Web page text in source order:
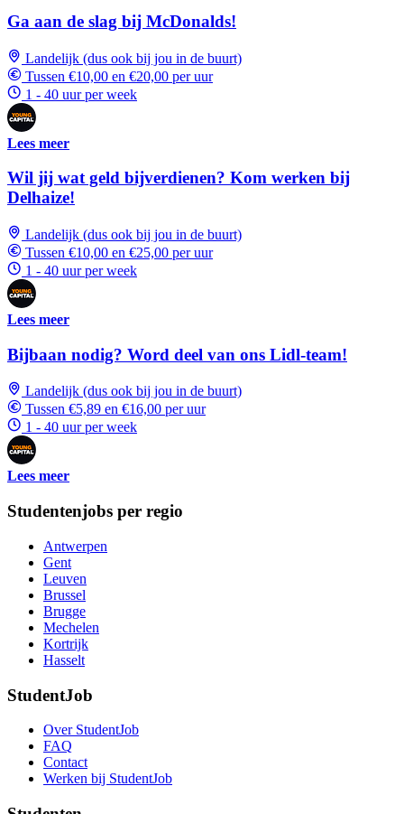
Ga aan de slag bij McDonalds!
Landelijk (dus ook bij jou in de buurt)
Tussen €10,00 en €20,00 per uur
1 - 40 uur per week
Lees meer
Wil jij wat geld bijverdienen? Kom werken bij
Delhaize!
Landelijk (dus ook bij jou in de buurt)
Tussen €10,00 en €25,00 per uur
1 - 40 uur per week
Lees meer
Bijbaan nodig? Word deel van ons Lidl-team!
Landelijk (dus ook bij jou in de buurt)
Tussen €5,89 en €16,00 per uur
1 - 40 uur per week
Lees meer
Studentenjobs per regio
Antwerpen
Gent
Leuven
Brussel
Brugge
Mechelen
Kortrijk
Hasselt
StudentJob
Over StudentJob
FAQ
Contact
Werken bij StudentJob